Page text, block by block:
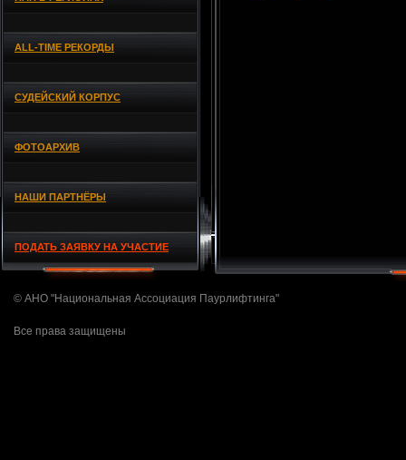
ALL-TIME РЕКОРДЫ
СУДЕЙСКИЙ КОРПУС
ФОТОАРХИВ
НАШИ ПАРТНЁРЫ
ПОДАТЬ ЗАЯВКУ НА УЧАСТИЕ
© АНО "Национальная Ассоциация Паурлифтинга"
Все права защищены